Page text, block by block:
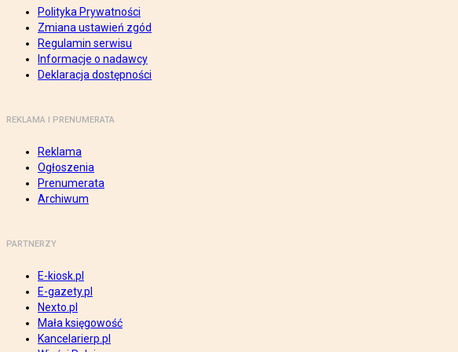
Polityka Prywatności
Zmiana ustawień zgód
Regulamin serwisu
Informacje o nadawcy
Deklaracja dostępności
REKLAMA I PRENUMERATA
Reklama
Ogłoszenia
Prenumerata
Archiwum
PARTNERZY
E-kiosk.pl
E-gazety.pl
Nexto.pl
Mała księgowość
Kancelarierp.pl